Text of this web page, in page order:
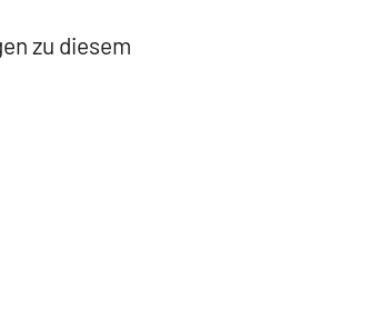
zu diesem